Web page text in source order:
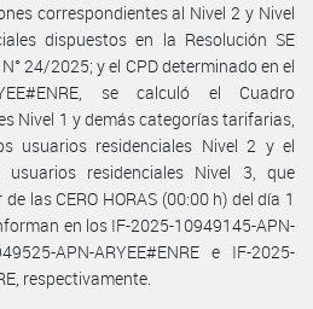
correspondientes al Nivel 2 y Nivel
dispuestos en la Resolución SE
24/2025; y el CPD determinado en el
se calculó el Cuadro
Nivel 1 y demás categorías tarifarias,
usuarios residenciales Nivel 2 y el
residenciales Nivel 3, que
las CERO HORAS (00:00 h) del día 1
en los IF-2025-10949145-APN-
APN-ARYEE#ENRE e IF-2025-
respectivamente.